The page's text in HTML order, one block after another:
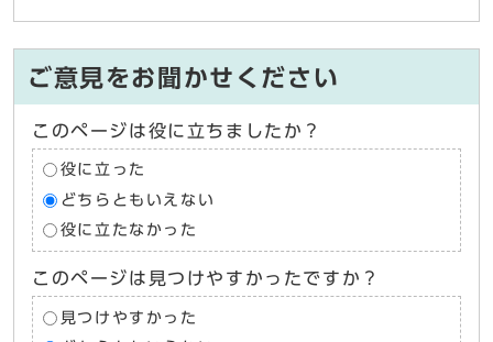
ご意見をお聞かせください
このページは役に立ちましたか？
役に立った
どちらともいえない
役に立たなかった
このページは見つけやすかったですか？
見つけやすかった